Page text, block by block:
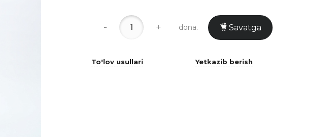
- + dona. Savatga
To'lov usullari Yetkazib berish